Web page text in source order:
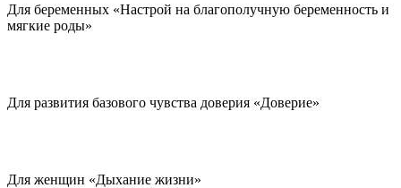
Для беременных «Настрой на благополучную беременность и
мягкие роды»
Для развития базового чувства доверия «Доверие»
Для женщин «Дыхание жизни»